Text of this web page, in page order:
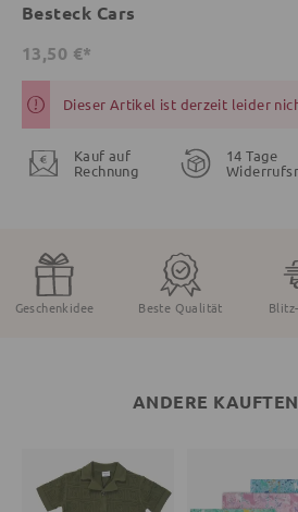
Besteck Cars
13,50 €*
Dieser Artikel ist derzeit leider
Kauf auf
Rechnung
14 Tage
Geschenkidee Beste Qualität
ANDERE